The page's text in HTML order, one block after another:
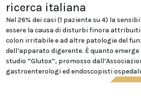
ricerca italiana
Nel 26% dei casi (1 paziente su 4) la
essere la causa di disturbi finora
colon irritabile e ad altre patologie del
dell’apparato digerente. È quanto
studio “Glutox”, promosso
gastroenterologi ed endoscopisti